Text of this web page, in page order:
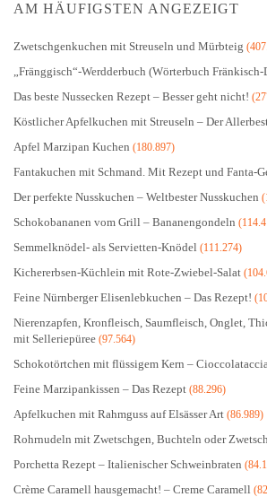
AM HÄUFIGSTEN ANGEZEIGT
Zwetschgenkuchen mit Streuseln und Mürbteig
„Fränggisch“-Werdderbuch (Wörterbuch Fränkisch-
Das beste Nussecken Rezept – Besser geht nicht!
Köstlicher Apfelkuchen mit Streuseln – Der
Apfel Marzipan Kuchen (180.897)
Fantakuchen mit Schmand. Mit Rezept und Fanta-
Der perfekte Nusskuchen – Weltbester Nusskuchen
Schokobananen vom Grill – Bananengondeln
Semmelknödel- als Servietten-Knödel (111.274)
Kichererbsen-Küchlein mit Rote-Zwiebel-Salat
Feine Nürnberger Elisenlebkuchen – Das Rezept!
Nierenzapfen, Kronfleisch, Saumfleisch, Onglet,
mit Selleriepüree (97.564)
Schokotörtchen mit flüssigem Kern –
Feine Marzipankissen – Das Rezept (88.296)
Apfelkuchen mit Rahmguss auf Elsässer Art (86.989)
Rohrnudeln mit Zwetschgen, Buchteln oder
Porchetta Rezept – Italienischer Schweinbraten
Crème Caramell hausgemacht! – Creme Caramell